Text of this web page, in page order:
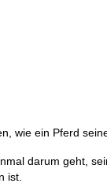
wie ein Pferd
darum geht,
ist.